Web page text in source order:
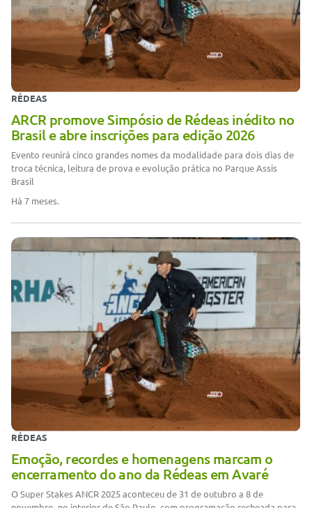
RÉDEAS
ARCR promove Simpósio de Rédeas inédito no
Brasil e abre inscrições para edição 2026
Evento reunirá cinco grandes nomes da modalidade para dois dias de
troca técnica, leitura de prova e evolução prática no Parque Assis
Brasil
Há 7 meses.
RÉDEAS
Emoção, recordes e homenagens marcam o
encerramento do ano da Rédeas em Avaré
O Super Stakes ANCR 2025 aconteceu de 31 de outubro a 8 de